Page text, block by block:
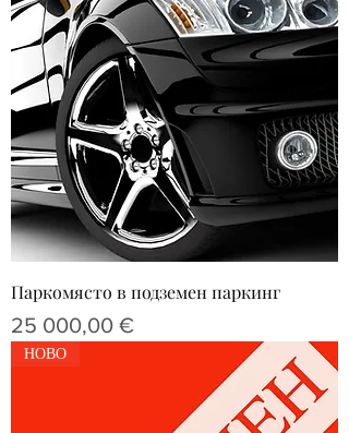
Паркомясто в подземен паркинг
Цена
25 000,00 €
НОВО